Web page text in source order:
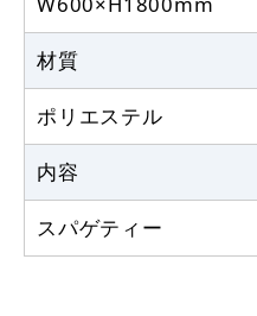
材質
ポリエステル
内容
スパゲティー